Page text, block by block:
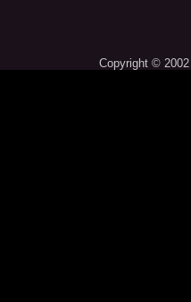
Copyright ©